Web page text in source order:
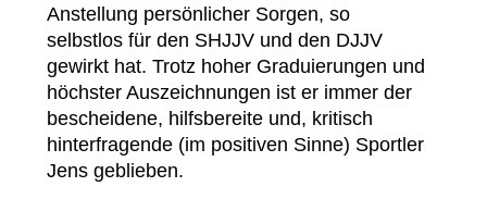
Anstellung persönlicher Sorgen, so
selbstlos für den SHJJV und den DJJV
gewirkt hat. Trotz hoher Graduierungen und
höchster Auszeichnungen ist er immer der
bescheidene, hilfsbereite und, kritisch
hinterfragende (im positiven Sinne) Sportler
Jens geblieben.